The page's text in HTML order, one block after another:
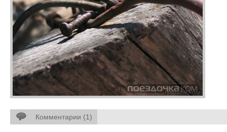
Комментарии (1)